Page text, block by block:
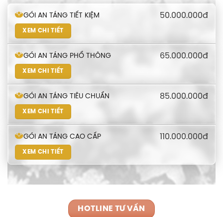
GÓI AN TÁNG TIẾT KIỆM 50.000.000đ
XEM CHI TIẾT
GÓI AN TÁNG PHỔ THÔNG 65.000.000đ
XEM CHI TIẾT
GÓI AN TÁNG TIÊU CHUẨN 85.000.000đ
XEM CHI TIẾT
GÓI AN TÁNG CAO CẤP 110.000.000đ
XEM CHI TIẾT
HOTLINE TƯ VẤN